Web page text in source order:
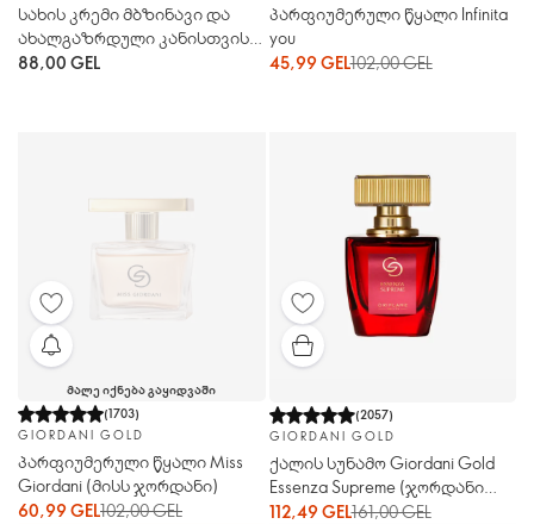
სახის კრემი მბზინავი და
ახალგაზრდული კანისთვის
Diamond Cellular
88,00 GEL
პარფიუმერული წყალი Infinita
you
45,99 GEL102,00 GEL
ᲛᲐᲚᲔ ᲘᲥᲜᲔᲑᲐ ᲒᲐᲧᲘᲓᲕᲐᲨᲘ
(1703)
GIORDANI GOLD
პარფიუმერული წყალი Miss
Giordani (მისს ჯორდანი)
60,99 GEL102,00 GEL
(2057)
GIORDANI GOLD
ქალის სუნამო Giordani Gold
Essenza Supreme (ჯორდანი
გოულდ ესსენცა სუპრიმ)
112,49 GEL161,00 GEL